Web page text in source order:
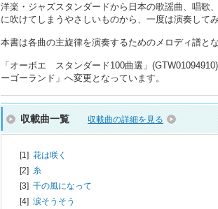
洋楽・ジャズスタンダードから日本の歌謡曲、唱歌
に吹けてしまうやさしいものから、一度は演奏して
本書は各曲の主旋律を演奏するためのメロディ譜と
「オーボエ スタンダード100曲選」
ーゴーランド」へ変更となっています。
収載曲一覧 収載曲の詳細を見る
[1] 花は咲く
[2] 糸
[3] 千の風になって
[4] 涙そうそう